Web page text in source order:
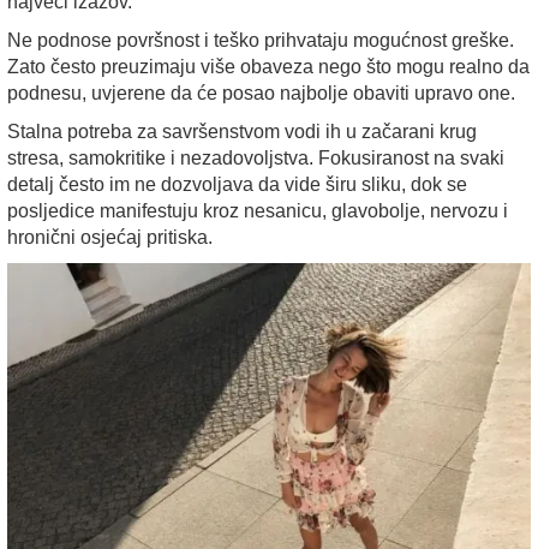
Ne podnose površnost i teško prihvataju mogućnost greške.
Zato često preuzimaju više obaveza nego što mogu realno da
podnesu, uvjerene da će posao najbolje obaviti upravo one.
Stalna potreba za savršenstvom vodi ih u začarani krug
stresa, samokritike i nezadovoljstva. Fokusiranost na svaki
detalj često im ne dozvoljava da vide širu sliku, dok se
posljedice manifestuju kroz nesanicu, glavobolje, nervozu i
hronični osjećaj pritiska.